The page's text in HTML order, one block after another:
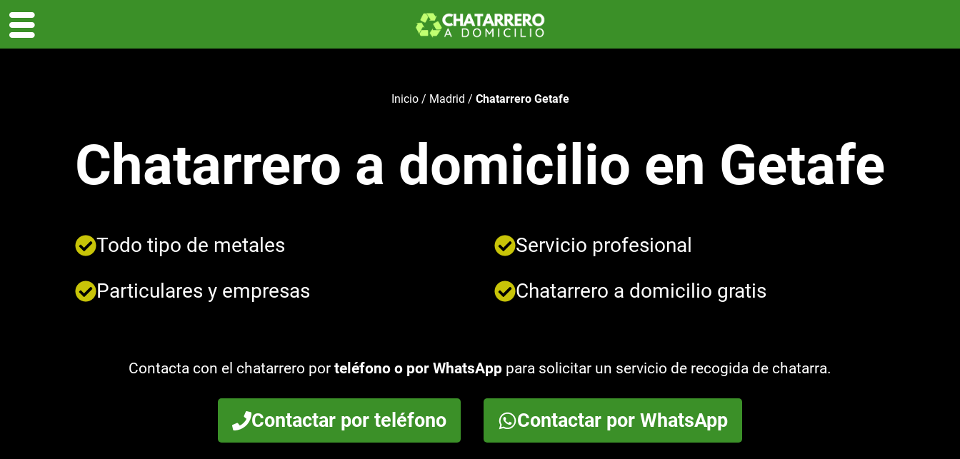
Inicio/ Madrid / Chatarrero Getafe
Chatarrero a domicilio en Getafe
Todo tipo de metales
Particulares y empresas
Servicio profesional
Chatarrero a domicilio gratis
Contacta con el chatarrero por teléfono o por WhatsApp para solicitar un servicio de recogida de chatarra.
Contactar por teléfono Contactar por WhatsApp